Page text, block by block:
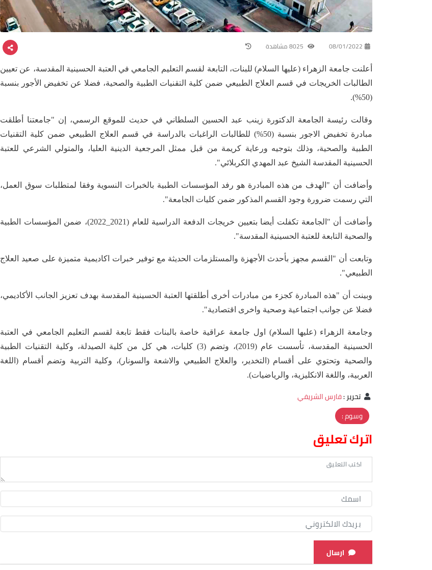
08/01/2022
أعلنت جامعة الزهراء (عليها السلام) للبنات، التابعة لقسم التعليم الجامعي في العتبة الحسينية المقدسة، عن تعيين
الطالبات الخريجات في قسم العلاج الطبيعي ضمن كلية التقنيات الطبية والصحية، فضلا عن تخفيض الأجور بنسبة
(50%).
وقالت رئيسة الجامعة الدكتورة زينب عبد الحسين السلطاني في حديث للموقع الرسمي، إن "جامعتنا أطلقت
مبادرة تخفيض الاجور بنسبة (50%) للطالبات الراغبات بالدراسة في قسم العلاج الطبيعي ضمن كلية التقنيات
الطبية والصحية، وذلك بتوجيه ورعاية كريمة من قبل ممثل المرجعية الدينية العليا، والمتولي الشرعي للعتبة
الحسينية المقدسة الشيخ عبد المهدي الكربلائي".
وأضافت أن "الهدف من هذه المبادرة هو رفد المؤسسات الطبية بالخبرات النسوية وفقا لمتطلبات سوق العمل،
التي رسمت ضرورة وجود القسم المذكور ضمن كليات الجامعة".
وأضافت أن "الجامعة تكفلت أيضا بتعيين خريجات الدفعة الدراسية للعام (2021_2022)، ضمن المؤسسات الطبية
والصحية التابعة للعتبة الحسينية المقدسة".
وتابعت أن "القسم مجهز بأحدث الأجهزة والمستلزمات الحديثة مع توفير خبرات اكاديمية متميزة على صعيد العلاج
الطبيعي".
وبينت أن "هذه المبادرة كجزء من مبادرات أخرى أطلقتها العتبة الحسينية المقدسة بهدف تعزيز الجانب الأكاديمي،
فضلا عن جوانب اجتماعية وصحية واخرى اقتصادية".
وجامعة الزهراء (عليها السلام) اول جامعة عراقية خاصة بالبنات فقط تابعة لقسم التعليم الجامعي في العتبة
الحسينية المقدسة، تأسست عام (2019)، وتضم (3) كليات، هي كل من كلية الصيدلة، وكلية التقنيات الطبية
والصحية وتحتوي على أقسام (التخدير، والعلاج الطبيعي والاشعة والسونار)، وكلية التربية وتضم أقسام (اللغة
العربية، واللغة الانكليزية، والرياضيات).
تحرير:فارس الشريفي
وسوم :
اترك تعليق
ارسال